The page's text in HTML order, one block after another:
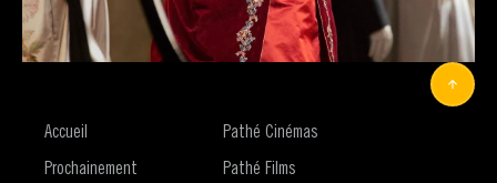
Accueil
Prochainement
Pathé Cinémas
Pathé Films